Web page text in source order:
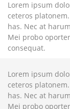
Lorem ipsum
ceteros
has. Nec at
Mei probo
consequat.
Lorem ipsum
ceteros
has. Nec at
Mei probo